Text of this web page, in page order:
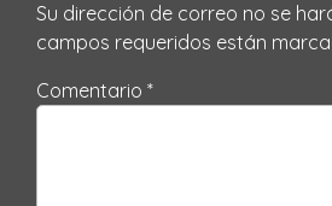
Su dirección de correo no se
campos requeridos están
Comentario *